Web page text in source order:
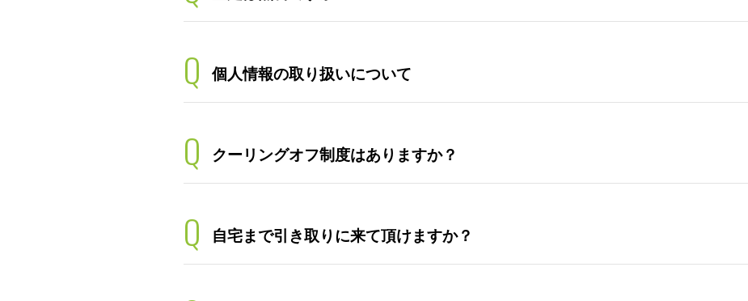
Q 個人情報の取り扱いについて
Q クーリングオフ制度はありますか？
Q 自宅まで引き取りに来て頂けますか？